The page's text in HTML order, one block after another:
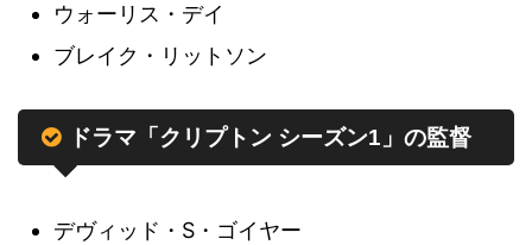
ウォーリス・デイ
ブレイク・リットソン
ドラマ「クリプトン シーズン1」の監督
デヴィッド・S・ゴイヤー